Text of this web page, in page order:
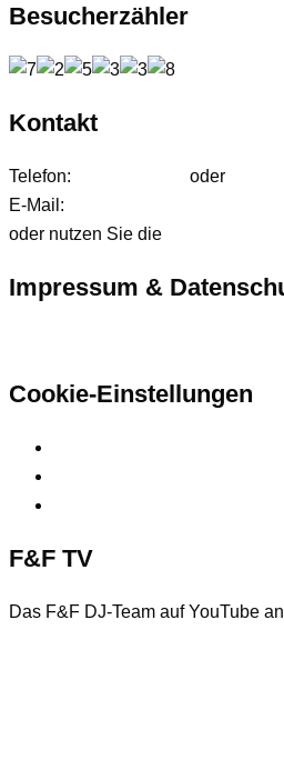
Besucherzähler
Kontakt
Telefon: oder
E-Mail:
oder nutzen Sie die
Impressum &
Cookie-Einstellungen
F&F TV
Das F&F DJ-Team auf YouTube